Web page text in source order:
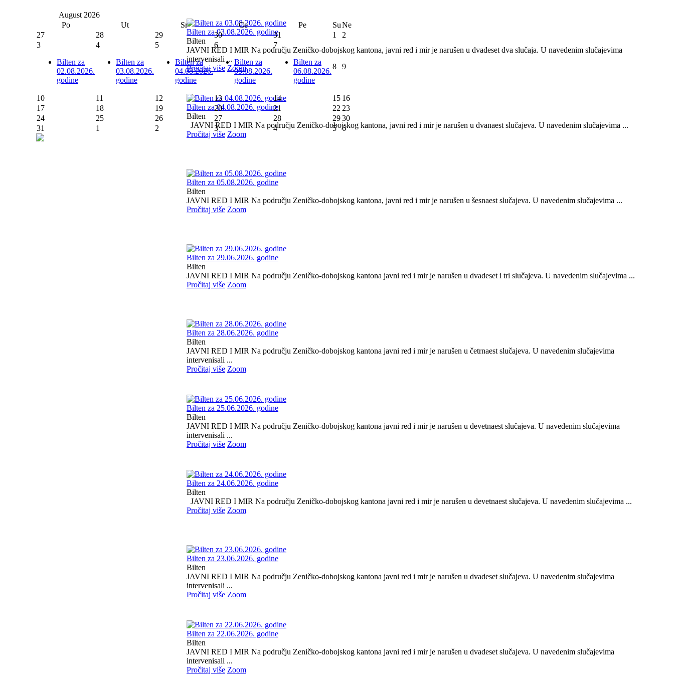
Bilten za 03.08.2026. godine
Bilten
JAVNI RED I MIR Na području Zeničko-dobojskog kantona, javni red i mir je narušen u dvadeset dva slučaja. U navedenim slučajevima
intervenisali ...
Pročitaj više Zoom
Bilten za 04.08.2026. godine
Bilten
JAVNI RED I MIR Na području Zeničko-dobojskog kantona, javni red i mir je narušen u dvanaest slučajeva. U navedenim slučajevima ...
Pročitaj više Zoom
Bilten za 05.08.2026. godine
Bilten
JAVNI RED I MIR Na području Zeničko-dobojskog kantona, javni red i mir je narušen u šesnaest slučajeva. U navedenim slučajevima ...
Pročitaj više Zoom
Bilten za 29.06.2026. godine
Bilten
JAVNI RED I MIR Na području Zeničko-dobojskog kantona javni red i mir je narušen u dvadeset i tri slučajeva. U navedenim slučajevima ...
Pročitaj više Zoom
Bilten za 28.06.2026. godine
Bilten
JAVNI RED I MIR Na području Zeničko-dobojskog kantona javni red i mir je narušen u četrnaest slučajeva. U navedenim slučajevima
intervenisali ...
Pročitaj više Zoom
Bilten za 25.06.2026. godine
Bilten
JAVNI RED I MIR Na području Zeničko-dobojskog kantona javni red i mir je narušen u devetnaest slučajeva. U navedenim slučajevima
intervenisali ...
Pročitaj više Zoom
Bilten za 24.06.2026. godine
Bilten
JAVNI RED I MIR Na području Zeničko-dobojskog kantona javni red i mir je narušen u devetnaest slučajeva. U navedenim slučajevima ...
Pročitaj više Zoom
Bilten za 23.06.2026. godine
Bilten
JAVNI RED I MIR Na području Zeničko-dobojskog kantona javni red i mir je narušen u dvadeset slučajeva. U navedenim slučajevima
intervenisali ...
Pročitaj više Zoom
Bilten za 22.06.2026. godine
Bilten
JAVNI RED I MIR Na području Zeničko-dobojskog kantona javni red i mir je narušen u dvadeset slučajeva. U navedenim slučajevima
intervenisali ...
Pročitaj više Zoom
August 2026
Po
Ut Sr Ce Pe SuNe
27
28 29 30 31 1
2
3
Bilten za
02.08.2026.
godine
4
Bilten za
03.08.2026.
godine
5
Bilten za
04.08.2026.
godine
6
Bilten za
05.08.2026.
godine
7
Bilten za
06.08.2026.
godine
8 9
10 11 12 13 14 15 16
17
18 19 20 21 22 23
24
25 26 27 28 2930
31
1 2 3 4 5 6